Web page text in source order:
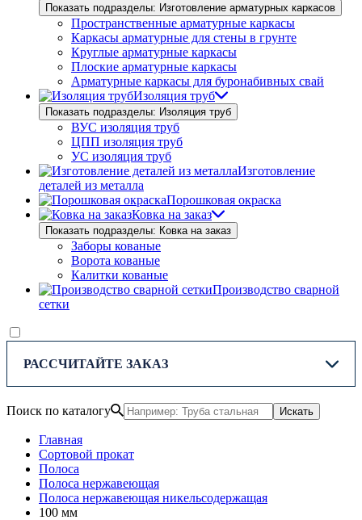
Показать подразделы: Изготовление арматурных каркасов
Пространственные арматурные каркасы
Каркасы арматурные для стены в грунте
Круглые арматурные каркасы
Плоские арматурные каркасы
Арматурные каркасы для буронабивных свай
Изоляция труб
Показать подразделы: Изоляция труб
ВУС изоляция труб
ЦПП изоляция труб
УС изоляция труб
Изготовление
деталей из металла
Порошковая окраска
Ковка на заказ
Показать подразделы: Ковка на заказ
Заборы кованые
Ворота кованые
Калитки кованые
Производство сварной
сетки
РАССЧИТАЙТЕ ЗАКАЗ
Поиск по каталогу Искать
Главная
Сортовой прокат
Полоса
Полоса нержавеющая
Полоса нержавеющая никельсодержащая
100 мм